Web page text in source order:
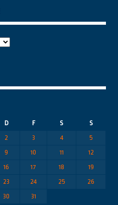
D F S
S
2 3 4
5
9 10 11
12
16 17 18
19
23 24 25
26
30 31